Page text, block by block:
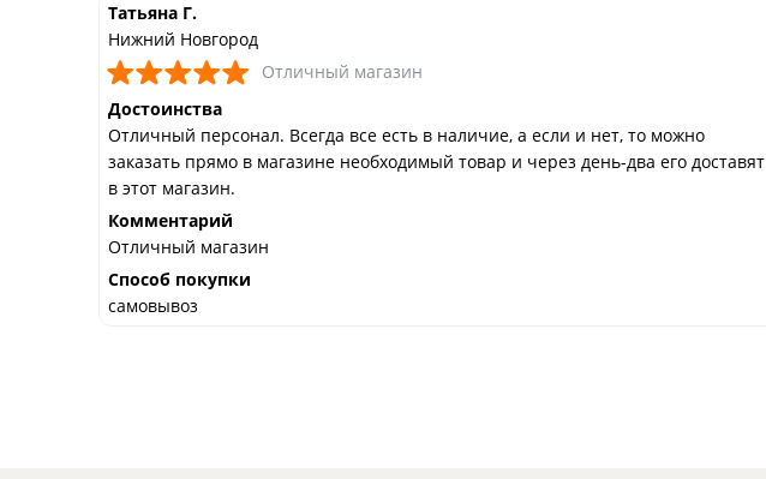
Татьяна Г.
Нижний Новгород
Отличный магазин
Достоинства
Отличный персонал. Всегда все есть в наличие, а если и нет, то можно
заказать прямо в магазине необходимый товар и через день-два его доставят
в этот магазин.
Комментарий
Отличный магазин
Способ покупки
самовывоз